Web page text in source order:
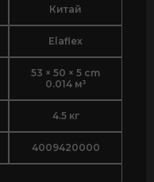
Китай
Elaflex
53 × 50 × 5 cm
0.014 м³
4.5 кг
4009420000